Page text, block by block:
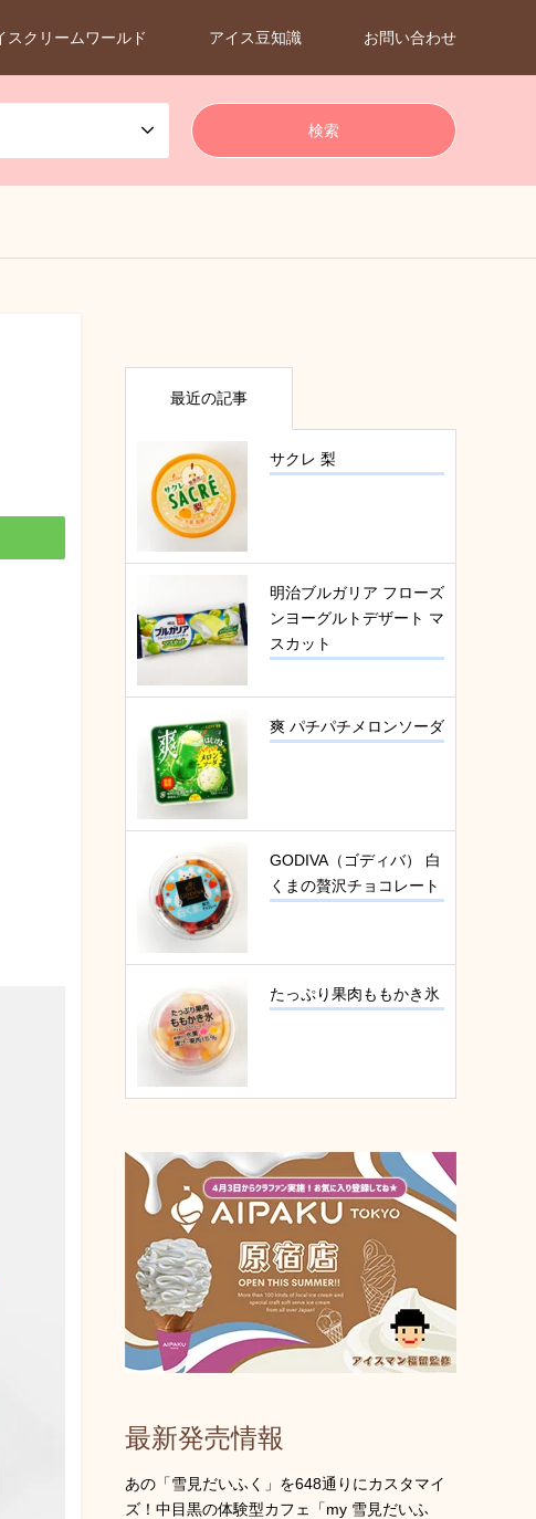
スクリームワールド アイス豆知識 お問い合わせ
最近の記事
サクレ 梨
明治ブルガリア フローズ
ンヨーグルトデザート マ
スカット
爽 パチパチメロンソーダ
GODIVA（ゴディバ） 白
くまの贅沢チョコレート
たっぷり果肉ももかき氷
最新発売情報
あの「雪見だいふく」を648通りにカスタマイ
ズ！中目黒の体験型カフェ「my 雪見だいふ